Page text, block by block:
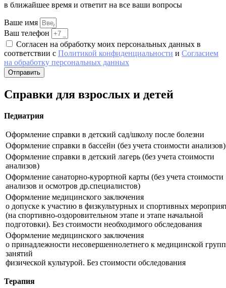
в ближайшее время и ответит на все ваши вопросы
Ваше имя
Ваш телефон
Согласен на обработку моих персональных данных в
соответствии с Политикой конфиденциальности и Согласием
на обработку персональных данных
Отправить
Справки для взрослых и детей
Педиатрия
Оформление справки в детский сад/школу после болезни
Оформление справки в бассейн (без учета стоимости анализов)
Оформление справки в детский лагерь (без учета стоимости
анализов)
Оформление санаторно-курортной карты (без учета стоимости
анализов и осмотров др.специалистов)
Оформление медицинского заключения
о допуске к участию в физкультурных и спортивных
(на спортивно-оздоровительном этапе и этапе начальной
подготовки). Без стоимости необходимого обследования
Оформление медицинского заключения
о принадлежности несовершеннолетнего к медицинской
занятий
физической культурой. Без стоимости обследования
Терапия